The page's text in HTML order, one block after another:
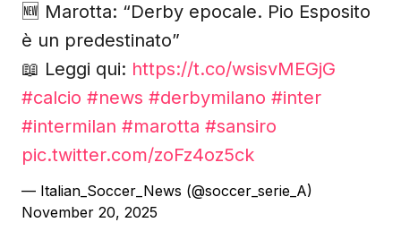
🆕 Marotta: “Derby epocale. Pio Esposito
è un predestinato”
📖 Leggi qui: https://t.co/wsisvMEGjG
#calcio #news #derbymilano #inter
#intermilan #marotta #sansiro
pic.twitter.com/zoFz4oz5ck
— Italian_Soccer_News (@soccer_serie_A)
November 20, 2025